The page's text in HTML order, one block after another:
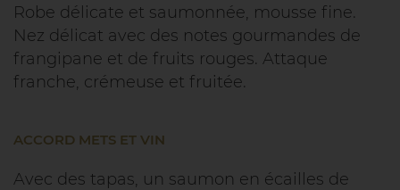
Robe délicate et saumonnée, mousse fine.
Nez délicat avec des notes gourmandes de
frangipane et de fruits rouges. Attaque
franche, crémeuse et fruitée.
ACCORD METS ET VIN
Avec des tapas, un saumon en écailles de